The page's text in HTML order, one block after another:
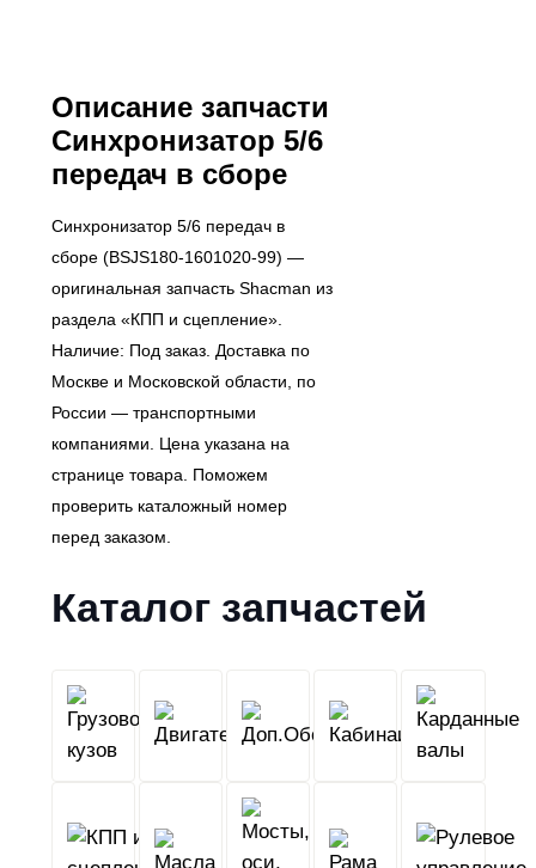
Описание запчасти
Синхронизатор 5/6
передач в сборе
Синхронизатор 5/6 передач в
сборе (BSJS180-1601020-99) —
оригинальная запчасть Shacman из
раздела «КПП и сцепление».
Наличие: Под заказ. Доставка по
Москве и Московской области, по
России — транспортными
компаниями. Цена указана на
странице товара. Поможем
проверить каталожный номер
перед заказом.
Каталог запчастей
Грузовой
кузов
Двигатель Кабина
КПП
оси,
Рама